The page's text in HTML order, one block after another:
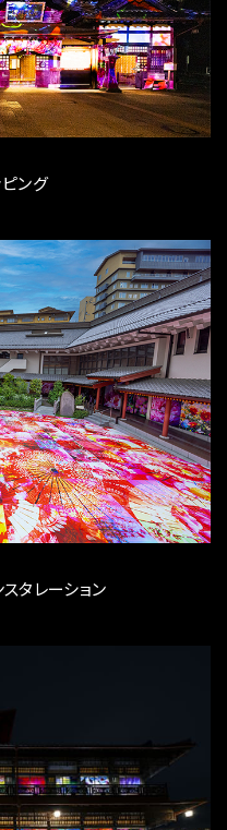
ング
タレーション